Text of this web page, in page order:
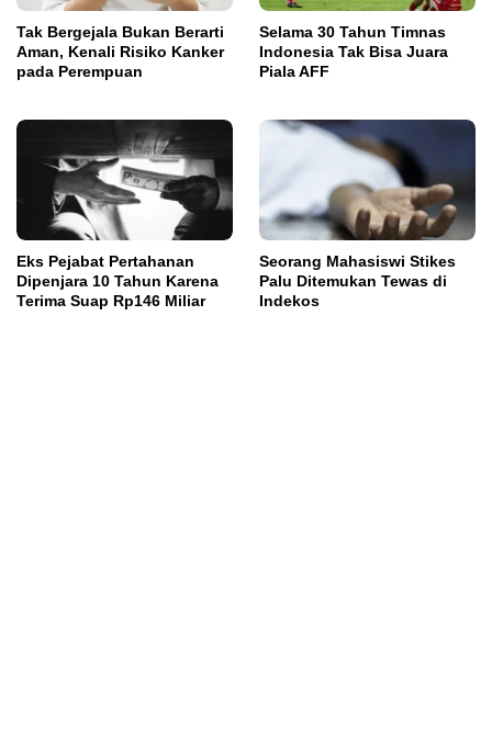
Tak Bergejala Bukan Berarti
Aman, Kenali Risiko Kanker
pada Perempuan
Selama 30 Tahun Timnas
Indonesia Tak Bisa Juara
Piala AFF
Eks Pejabat Pertahanan
Dipenjara 10 Tahun Karena
Terima Suap Rp146 Miliar
Seorang Mahasiswi Stikes
Palu Ditemukan Tewas di
Indekos